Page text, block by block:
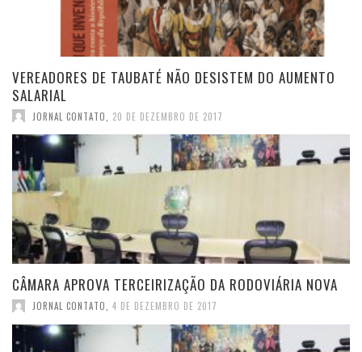
VEREADORES DE TAUBATÉ NÃO DESISTEM DO AUMENTO
SALARIAL
JORNAL CONTATO 20 DE DEZEMBRO DE 2017
CÂMARA APROVA TERCEIRIZAÇÃO DA RODOVIÁRIA NOVA
JORNAL CONTATO, 4 DE DEZEMBRO DE 2017